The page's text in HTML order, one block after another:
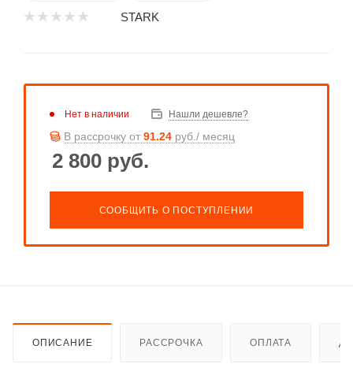
STARK
2 800 руб.
Нет в наличии Нашли дешевле?
В рассрочку от 91.24 руб./ месяц
СООБЩИТЬ О ПОСТУПЛЕНИИ
ОПИСАНИЕ РАССРОЧКА ОПЛАТА